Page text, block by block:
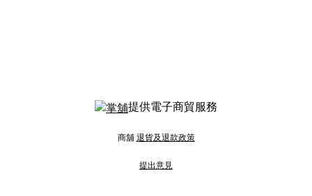
提供電子商貿服務
商舖 退貨及退款政策
提出意見